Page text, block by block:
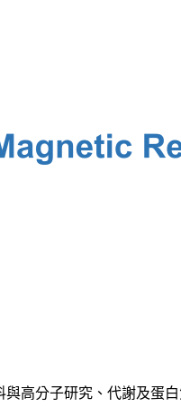
高分子研究、代謝及蛋